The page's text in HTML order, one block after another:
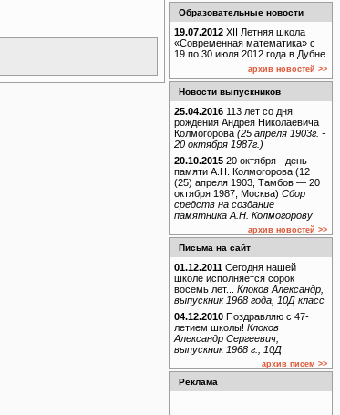
Образовательные новости
19.07.2012 XII Летняя школа
«Современная математика» с
19 по 30 июля 2012 года в Дубне
архив новостей >>
Новости выпускников
25.04.2016 113 лет со дня
рождения Андрея Николаевича
Колмогорова (25 апреля 1903г. -
20 октября 1987г.)
20.10.2015 20 октября - день
памяти А.Н. Колмогорова (12
(25) апреля 1903, Тамбов — 20
октября 1987, Москва) Сбор
средств на создание
памятника А.Н. Колмогорову
архив новостей >>
Письма на сайт
01.12.2011 Сегодня нашей
школе исполняется сорок
восемь лет... Клоков Александр,
выпускник 1968 года, 10Д класс
04.12.2010 Поздравляю с 47-
летием школы! Клоков
Александр Сергеевич,
выпускник 1968 г., 10Д
архив писем >>
Реклама